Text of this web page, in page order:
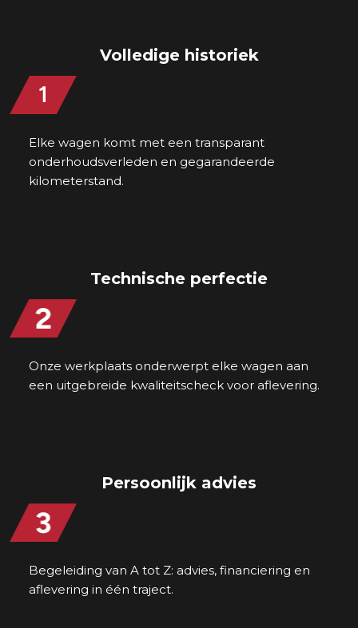
Volledige historiek
Elke wagen komt met een transparant
onderhoudsverleden en gegarandeerde
kilometerstand.
Technische perfectie
Onze werkplaats onderwerpt elke wagen aan
een uitgebreide kwaliteitscheck voor aflevering.
Persoonlijk advies
Begeleiding van A tot Z: advies, financiering en
aflevering in één traject.